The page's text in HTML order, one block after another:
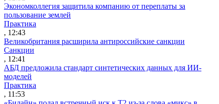
Экономколлегия защитила компанию от переплаты за
пользование землей
Практика
, 12:43
Великобритания расширила антироссийские санкции
Санкции
, 12:41
АБД предложила стандарт синтетических данных для ИИ-
моделей
Практика
, 11:53